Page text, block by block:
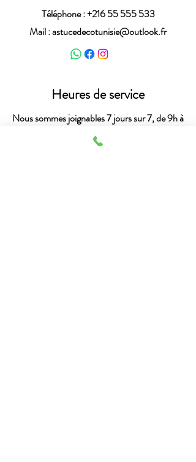
Téléphone :+216 55 555 533
Mail :astucedecotunisie@outlook.fr
Heures de service
Nous sommes joignables 7 jours sur 7, de 9h à
19h30.